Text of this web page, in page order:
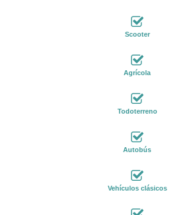
Scooter
Agrícola
Todoterreno
Autobús
Vehículos clásicos